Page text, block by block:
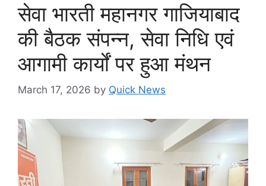
सेवा भारती महानगर गाजियाबाद
की बैठक संपन्न, सेवा निधि एवं
आगामी कार्यों पर हुआ मंथन
March 17, 2026 by Quick News